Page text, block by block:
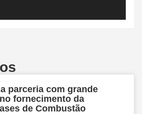
parceria com grande
fornecimento da
de Combustão